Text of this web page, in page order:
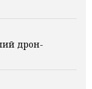
дрон-